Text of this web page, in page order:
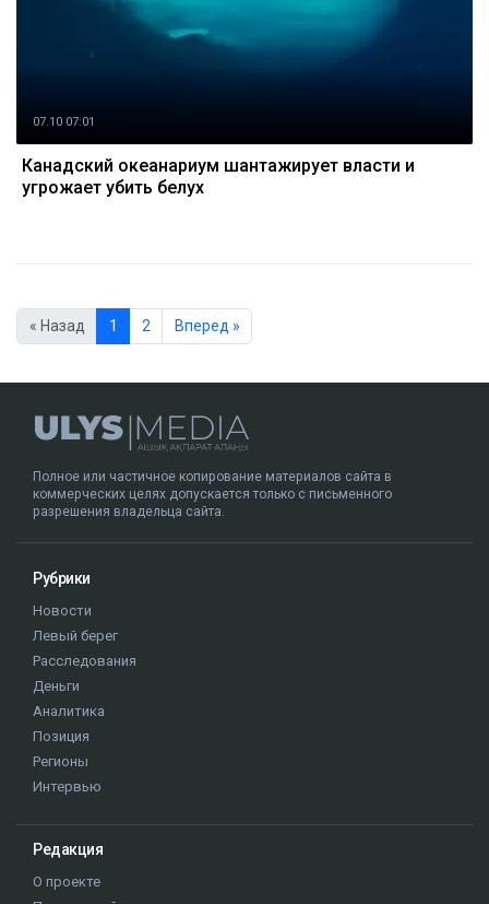
07.10 07:01
Канадский океанариум шантажирует власти и
угрожает убить белух
« Назад 1 2 Вперед »
Полное или частичное копирование материалов сайта в
коммерческих целях допускается только с письменного
разрешения владельца сайта.
Рубрики
Новости
Левый берег
Расследования
Деньги
Аналитика
Позиция
Регионы
Интервью
Редакция
О проекте